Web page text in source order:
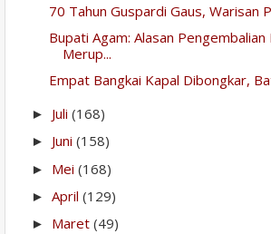
70 Tahun Guspardi Gaus, Warisan
Bupati Agam: Alasan Pengembalian
Merup...
Empat Bangkai Kapal Dibongkar,
► Juli (168)
► Juni (158)
► Mei (168)
► April (129)
► Maret (49)